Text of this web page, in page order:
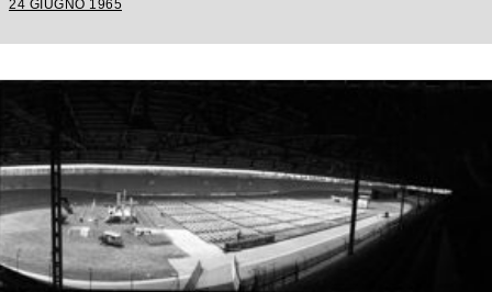
24 GIUGNO 1965